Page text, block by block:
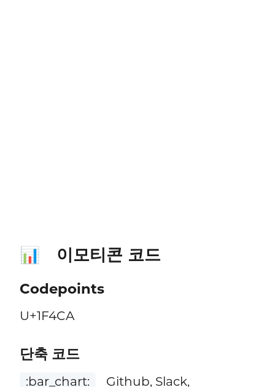
📊 이모티콘 코드
Codepoints
U+1F4CA
단축 코드
:bar_chart: Github, Slack,